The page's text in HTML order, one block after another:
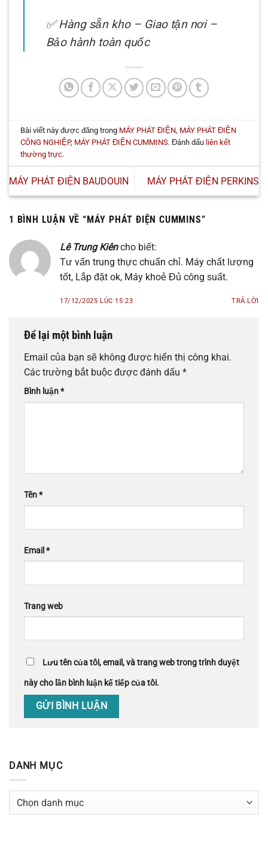
✅ Hàng sẵn kho – Giao tận nơi –
Bảo hành toàn quốc
Bài viết này được đăng trong MÁY PHÁT ĐIỆN MÁY PHÁT ĐIỆN
CÔNG NGHIỆP, MÁY PHÁT ĐIỆN CUMMINS. Đánh dấu liên kết
thường trực.
MÁY PHÁT ĐIỆN BAUDOUIN MÁY PHÁT ĐIỆN PERKINS
1 BÌNH LUẬN VỀ “MÁY PHÁT ĐIỆN CUMMINS”
Lê Trung Kiên cho biết:
Tư vấn trung thực chuẩn chỉ. Máy chất lượng
tốt, Lắp đặt ok, Máy khoẻ Đủ công suất.
17/12/2025 LÚC 15:23 TRẢ LỜI
Để lại một bình luận
Email của bạn sẽ không được hiển thị công khai.
Các trường bắt buộc được đánh dấu *
Bình luận*
Tên*
Email *
Trang web
Lưu tên của tôi, email, và trang web trong trình duyệt
này cho lần bình luận kế tiếp của tôi.
DANH MỤC
Danh